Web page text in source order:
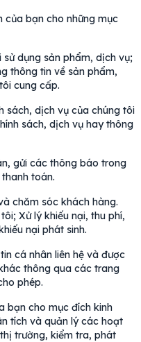
của bạn cho những mục
dụng sản phẩm, dịch vụ;
thông tin về sản phẩm,
cung cấp.
sách, dịch vụ của chúng tôi
sách, dịch vụ hay thông
gửi các thông báo trong
toán.
chăm sóc khách hàng.
Xử lý khiếu nại, thu phí,
nại phát sinh.
cá nhân liên hệ và được
thông qua các trang
phép.
bạn cho mục đích kinh
tích và quản lý các hoạt
trường, kiểm tra, phát